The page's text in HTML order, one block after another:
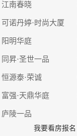
江南春晓
可诺丹婷·时尚大厦
阳明华庭
同昇·圣世一品
恒源泰·荣诚
富强·天鼎华庭
庐陵一品
我要看房报名